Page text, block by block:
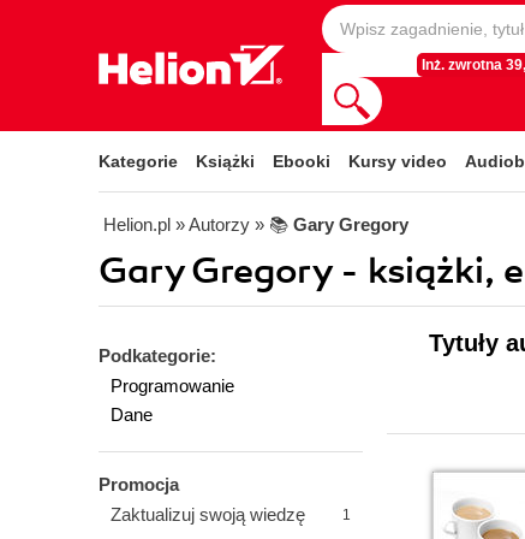
Inż. zwrotna
Kategorie Książki Ebooki Kursy video
Helion.pl » Autorzy » 📚 Gary Gregory
Gary Gregory - książki,
Podkategorie:
Programowanie
Dane
Promocja
Zaktualizuj swoją wiedzę
1
Tytuły